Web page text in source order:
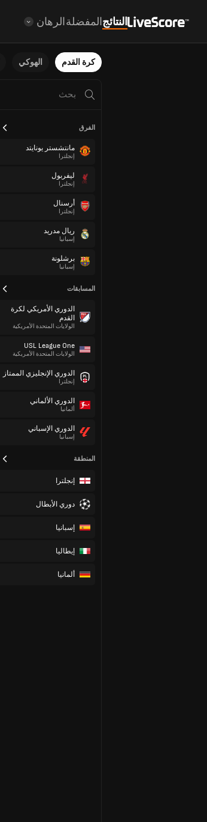
النتائجالمفضلةالرهان
كرة القدم الهوكي
الفرق
مانتشستر يونايتد
إنجلترا
ليفربول
إنجلترا
أرسنال
إنجلترا
ريال مدريد
إسبانيا
برشلونة
إسبانيا
المسابقات
الدوري الأمريكي لكرة
القدم
الولايات المتحدة الأمريكية
USL League One
الولايات المتحدة الأمريكية
الدوري الإنجليزي الممتاز
إنجلترا
الدوري الألماني
ألمانيا
الدوري الإسباني
إسبانيا
المنطقة
إنجلترا
دوري الأبطال
إسبانيا
إيطاليا
ألمانيا